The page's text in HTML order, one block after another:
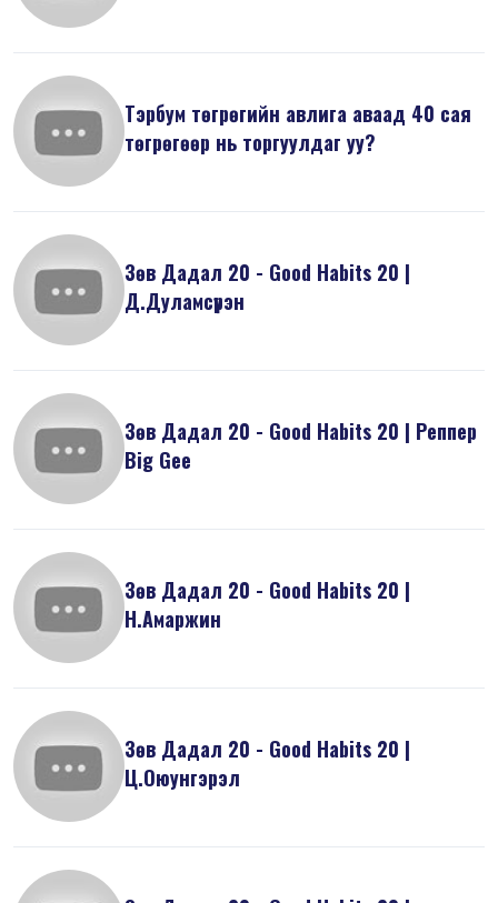
Тэрбум төгрөгийн авлига аваад 40 сая
төгрөгөөр нь торгуулдаг уу?
Зөв Дадал 20 - Good Habits 20 |
Д.Дуламсүрэн
Зөв Дадал 20 - Good Habits 20 | Реппер
Big Gee
Зөв Дадал 20 - Good Habits 20 |
Н.Амаржин
Зөв Дадал 20 - Good Habits 20 |
Ц.Оюунгэрэл